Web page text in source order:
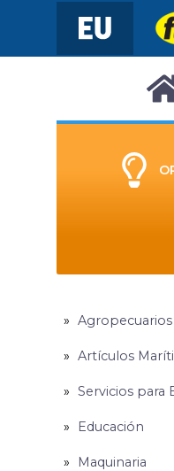
Agropecuarios
Artículos
Servicios para
Educación
Maquinaria